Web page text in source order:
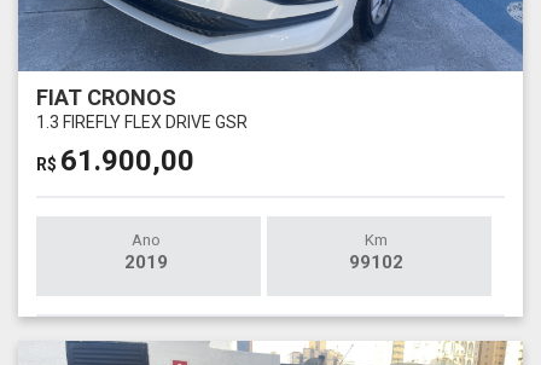
FIAT CRONOS
1.3 FIREFLY FLEX DRIVE GSR
R$ 61.900,00
Ano
2019
Km
99102